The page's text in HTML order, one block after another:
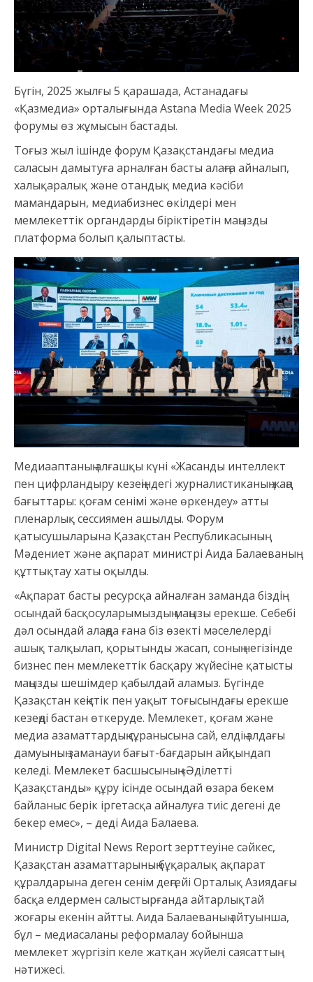
Бүгін, 2025 жылғы 5 қарашада, Астанадағы
«Қазмедиа» орталығында Astana Media Week 2025
форумы өз жұмысын бастады.
Тоғыз жыл ішінде форум Қазақстандағы медиа
саласын дамытуға арналған басты алаңға айналып,
халықаралық және отандық медиа кәсіби
мамандарын, медиабизнес өкілдері мен
мемлекеттік органдарды біріктіретін маңызды
платформа болып қалыптасты.
Медиааптаның алғашқы күні «Жасанды интеллект
пен цифрландыру кезеңіндегі журналистиканың жаңа
бағыттары: қоғам сенімі және өркендеу» атты
пленарлық сессиямен ашылды. Форум
қатысушыларына Қазақстан Республикасының
Мәдениет және ақпарат министрі Аида Балаеваның
құттықтау хаты оқылды.
«Ақпарат басты ресурсқа айналған заманда біздің
осындай басқосуларымыздың маңызы ерекше. Себебі
дәл осындай алаңда ғана біз өзекті мәселелерді
ашық талқылап, қорытынды жасап, соның негізінде
бизнес пен мемлекеттік басқару жүйесіне қатысты
маңызды шешімдер қабылдай аламыз. Бүгінде
Қазақстан кеңістік пен уақыт тоғысындағы ерекше
кезеңді бастан өткеруде. Мемлекет, қоғам және
медиа азаматтардың сұранысына сай, елдің алдағы
дамуының заманауи бағыт-бағдарын айқындап
келеді. Мемлекет басшысының «Әділетті
Қазақстанды» құру ісінде осындай өзара бекем
байланыс берік іргетасқа айналуға тиіс дегені де
бекер емес», – деді Аида Балаева.
Министр Digital News Report зерттеуіне сәйкес,
Қазақстан азаматтарының бұқаралық ақпарат
құралдарына деген сенім деңгейі Орталық Азиядағы
басқа елдермен салыстырғанда айтарлықтай
жоғары екенін айтты. Аида Балаеваның айтуынша,
бұл – медиасаланы реформалау бойынша
мемлекет жүргізіп келе жатқан жүйелі саясаттың
нәтижесі.